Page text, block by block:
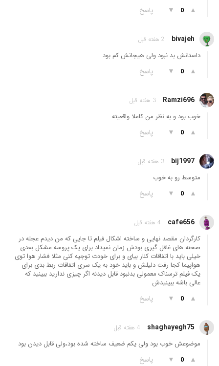
▲
0
▼ پاسخ
bivajeh 2 هفته قبل
داستانش بد نبود ولی هیجانش کم بود
▲
0
▼ پاسخ
Ramzi696 3 هفته قبل
خوب بود و به نظر من کاملا واقعیته
▲
0
▼ پاسخ
bij1997 3 هفته قبل
متوسط رو به خوب
▲
0
▼ پاسخ
cafe656 4 هفته قبل
کارگردان مقصد نهایی و ساخته اشکال فیلم تا جایی که من دیدم عجله در
صحنه های غافل گیری بودش زمان نمیداد برای یک پروسه مشکل بعدی
خیلی باید با اتفاقات کنار بیای و برای خودت توجیه کنی مثلا فشار هوا توی
هواپیما کجا رفت دلیلش و باید خود به یک سری اتفاقات ربط بدی برای
یک فیلم ترسناک معمولی بدنبود قابل دیدنه اگر چیزی ندارید ببینید که
عالی باشه ببینیدش
▲
0
▼ پاسخ
shaghayegh75 4 هفته قبل
موضوعش خوب بود ولی یکم ضعیف ساخته شده بود،ولی قابل دیدن بود
▲
0
▼ پاسخ